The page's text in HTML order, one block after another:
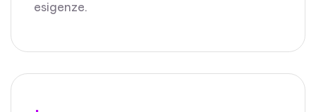
esigenze.